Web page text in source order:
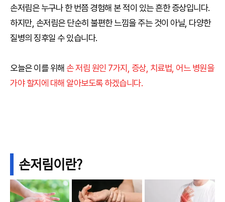
손저림은 누구나 한 번쯤 경험해 본 적이 있는 흔한 증상입니다.
하지만, 손저림은 단순히 불편한 느낌을 주는 것이 아닐, 다양한
질병의 징후일 수 있습니다.
오늘은 이를 위해 손 저림 원인 7가지, 증상, 치료법, 어느 병원을
가야 할지에 대해 알아보도록 하겠습니다.
손저림이란?